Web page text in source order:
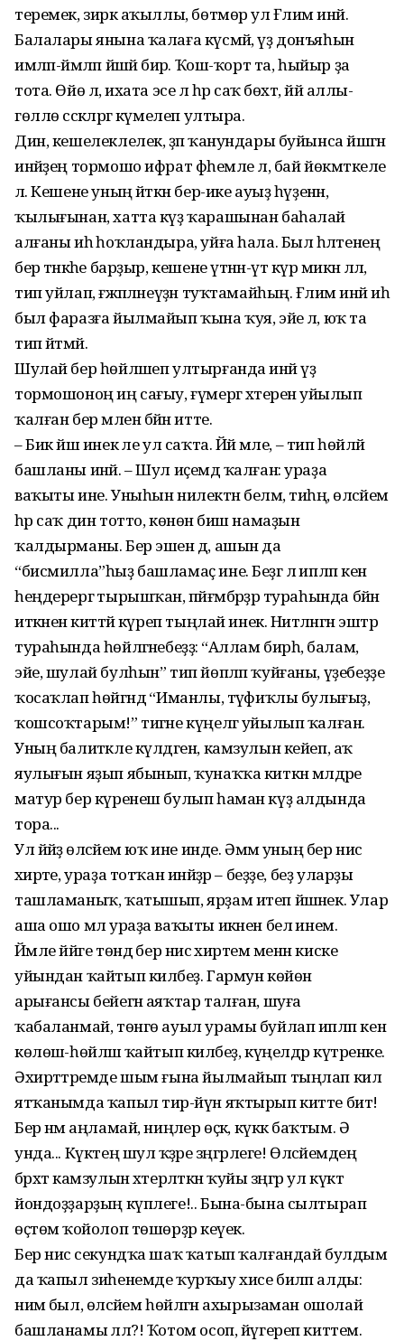
теремек, зирәк аҡыллы, бөтмөр ул Ғәлимә инәй.
Балалары янына ҡалаға күсмәй, үҙ донъяһын
имләп-йәмләп йәшәй бирә. Ҡош-ҡорт та, һыйыр ҙа
тота. Өйө лә, ихата эсе лә һәр саҡ бөхтә, йәй аллы-
гөллө сәскәләргә күмелеп ултыра.
Дин, кешелеклелек, әҙәп ҡанундары буйынса йәшәгән
инәйҙең тормошо ифрат фәһемле лә, бай йөкмәткеле
лә. Кешене уның әйткән бер-ике ауыҙ һүҙенән,
ҡылығынан, хатта күҙ ҡарашынан баһалай
алғаны иһә һоҡландыра, уйға һала. Был һәләтенең
бер әтнәкәһе барҙыр, кешене үтәнән-үтә күрә микән әллә,
тип уйлап, ғәжәпләнеүҙән туҡтамайһың. Ғәлимә инәй иһә
был фаразға йылмайып ҡына ҡуя, эйе лә, юҡ та
тип әйтмәй.
Шулай бер һөйләшеп ултырғанда инәй үҙ
тормошоноң иң сағыу, ғүмергә хәтеренә уйылып
ҡалған бер мәлен бәйән итте.
– Бик йәш инек әле ул саҡта. Йәй мәле, – тип һөйләй
башланы инәй. – Шул иҫемдә ҡалған: ураҙа
ваҡыты ине. Уныһын нилектән беләм, тиһәң, өләсәйем
һәр саҡ дин тотто, көнөнә биш намаҙын
ҡалдырманы. Бер эшен дә, ашын да
“бисмилла”һыҙ башламаҫ ине. Беҙгә лә ипләп кенә
һеңдерергә тырышҡан, пәйғәмбәрҙәр тураһында бәйән
иткәнен әкиәттәй күреп тыңлай инек. Ниәтләнгән эштәр
тураһында һөйләгәнебеҙҙә: “Аллам бирһә, балам,
эйе, шулай булһын” тип йөпләп ҡуйғаны, үҙебеҙҙе
ҡосаҡлап һөйгәндә “Иманлы, тәүфиҡлы булығыҙ,
ҡошсоҡтарым!” тигәне күңелгә уйылып ҡалған.
Уның балитәкле күлдәген, камзулын кейеп, аҡ
яулығын яҙып ябынып, ҡунаҡҡа киткән мәлдәре
матур бер күренеш булып һаман күҙ алдында
тора...
Ул йәйҙә өләсәйем юҡ ине инде. Әммә уның бер нисә
әхирәте, ураҙа тотҡан инәйҙәр – беҙҙе, беҙ уларҙы
ташламаныҡ, ҡатышып, ярҙам итеп йәшәнек. Улар
аша ошо мәл ураҙа ваҡыты икәнен белә инем.
Йәмле йәйге төндә бер нисә әхирәтем менән киске
уйындан ҡайтып киләбеҙ. Гармун көйөнә
арығансы бейегән аяҡтар талған, шуға
ҡабаланмай, төнгө ауыл урамы буйлап ипләп кенә
көлөшә-һөйләшә ҡайтып киләбеҙ, күңелдәр күтәренке.
Әхирәттәремде шым ғына йылмайып тыңлап килә
ятҡанымда ҡапыл тирә-йүн яҡтырып китте бит!
Бер нәмә аңламай, ниңәлер өҫкә, күккә баҡтым. Ә
унда... Күктең шул ҡәҙәре зәңгәрлеге! Өләсәйемдең
бәрхәт камзулын хәтерләткән ҡуйы зәңгәр ул күктә
йондоҙҙарҙың күплеге!.. Бына-бына сылтырап
өҫтөмә ҡойолоп төшөрҙәр кеүек.
Бер нисә секундҡа шаҡ ҡатып ҡалғандай булдым
да ҡапыл зиһенемде ҡурҡыу хисе биләп алды:
нимә был, өләсәйем һөйләгән ахырызаман ошолай
башланамы әллә?! Ҡотом осоп, йүгереп киттем.